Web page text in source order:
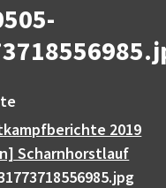
2019
Scharnhorstlauf